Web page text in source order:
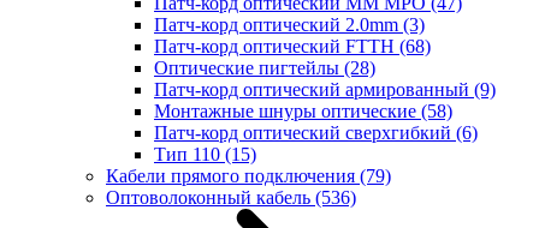
Патч-корд оптический 2.0mm (3)
Патч-корд оптический FTTH (68)
Оптические пигтейлы (28)
Патч-корд оптический армированный (9)
Монтажные шнуры оптические (58)
Патч-корд оптический сверхгибкий (6)
Тип 110 (15)
Кабели прямого подключения (79)
Оптоволоконный кабель (536)